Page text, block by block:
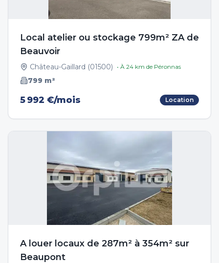
Local atelier ou stockage 799m² ZA de
Beauvoir
Château-Gaillard (01500) • À 24 km de Péronnas
799 m²
5 992 €/mois Location
A louer locaux de 287m² à 354m² sur
Beaupont